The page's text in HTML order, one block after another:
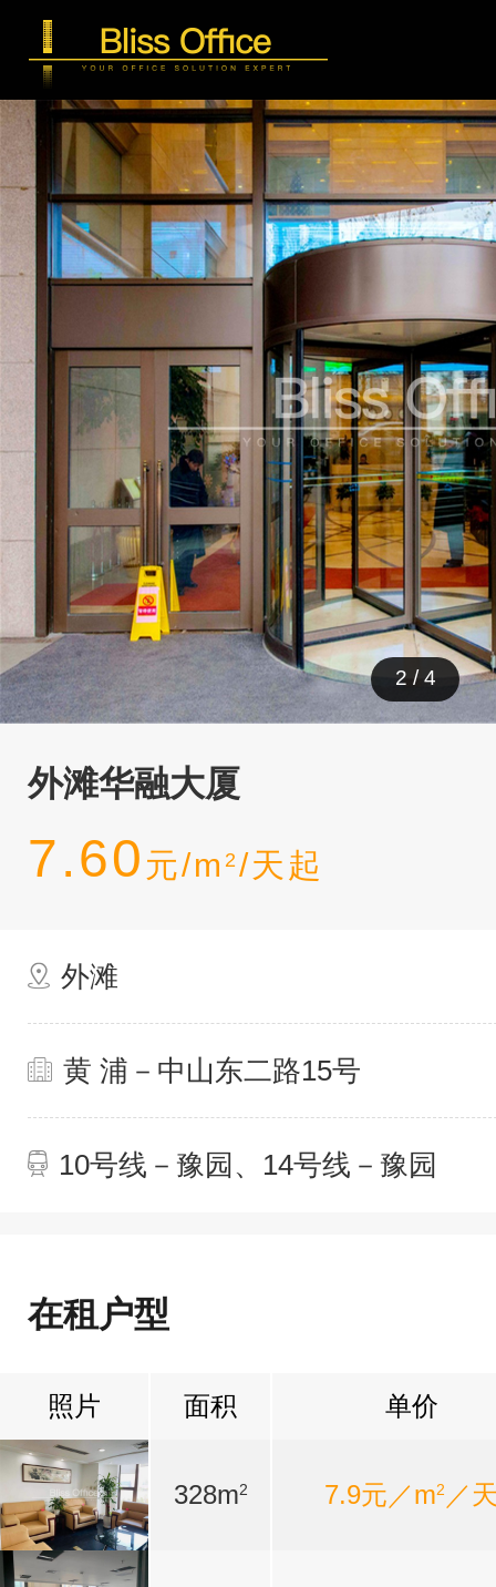
3 /4
外滩华融大厦
7.60 元/m 2 /天起
外滩
黄 浦－中山东二路15号
10号线－豫园、14号线－豫园
在租户型
照片 面积 单价
328m2 7.9元／m2 ／